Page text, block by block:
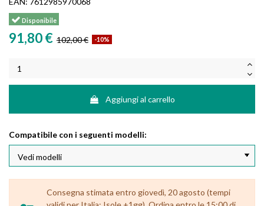
Disponibile
91,80 € 102,00 € -10%
Aggiungi al carrello
Compatibile con i seguenti modelli:
Consegna stimata entro giovedì, 20 agosto (tempi